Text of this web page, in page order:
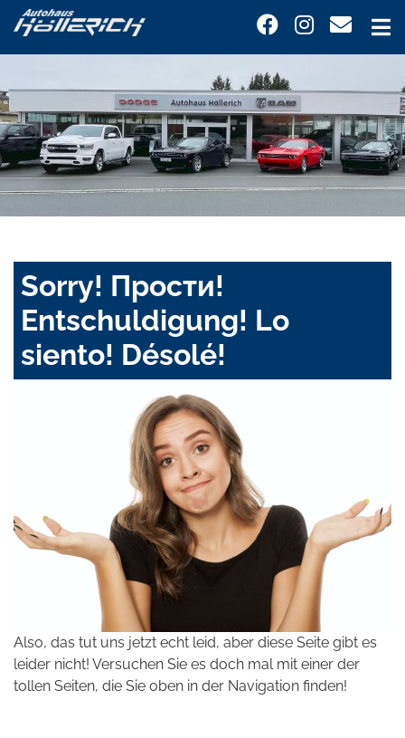
Sorry! Прости!
Entschuldigung! Lo
siento! Désolé!
Also, das tut uns jetzt echt leid, aber diese Seite gibt es
leider nicht! Versuchen Sie es doch mal mit einer der
tollen Seiten, die Sie oben in der Navigation finden!